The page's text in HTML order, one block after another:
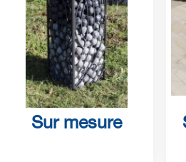
Sur mesure